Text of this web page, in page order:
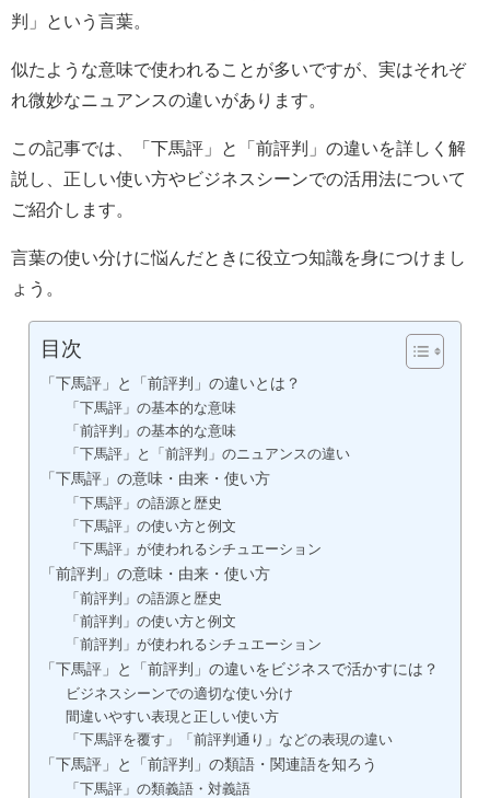
判」という言葉。
似たような意味で使われることが多いですが、実はそれぞ
れ微妙なニュアンスの違いがあります。
この記事では、「下馬評」と「前評判」の違いを詳しく解
説し、正しい使い方やビジネスシーンでの活用法について
ご紹介します。
言葉の使い分けに悩んだときに役立つ知識を身につけまし
ょう。
目次
「下馬評」と「前評判」の違いとは？
「下馬評」の基本的な意味
「前評判」の基本的な意味
「下馬評」と「前評判」のニュアンスの違い
「下馬評」の意味・由来・使い方
「下馬評」の語源と歴史
「下馬評」の使い方と例文
「下馬評」が使われるシチュエーション
「前評判」の意味・由来・使い方
「前評判」の語源と歴史
「前評判」の使い方と例文
「前評判」が使われるシチュエーション
「下馬評」と「前評判」の違いをビジネスで活かすには？
ビジネスシーンでの適切な使い分け
間違いやすい表現と正しい使い方
「下馬評を覆す」「前評判通り」などの表現の違い
「下馬評」と「前評判」の類語・関連語を知ろう
「下馬評」の類義語・対義語